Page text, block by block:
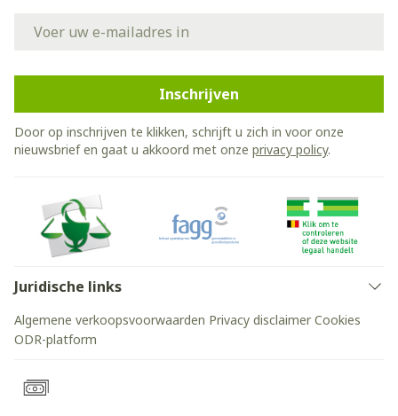
Inschrijven
Door op inschrijven te klikken, schrijft u zich in voor onze
nieuwsbrief en gaat u akkoord met onze privacy policy.
Juridische links
Algemene verkoopsvoorwaarden Privacy disclaimer Cookies
ODR-platform